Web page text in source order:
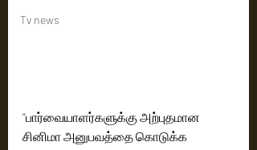
Tv news
“பார்வையாளர்களுக்கு அற்புதமான
சினிமா அனுபவத்தை கொடுக்க